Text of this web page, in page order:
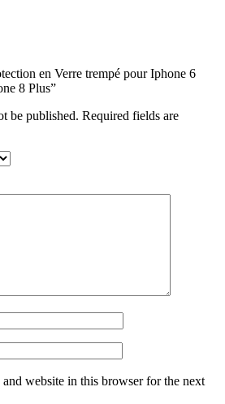
en Verre trempé pour Iphone 6
8 Plus”
be published. Required fields are
and website in this browser for the next